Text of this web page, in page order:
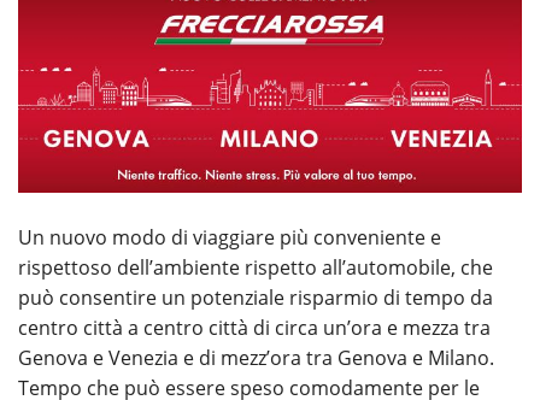
Un nuovo modo di viaggiare più conveniente e
rispettoso dell’ambiente rispetto all’automobile, che
può consentire un potenziale risparmio di tempo da
centro città a centro città di circa un’ora e mezza tra
Genova e Venezia e di mezz’ora tra Genova e Milano.
Tempo che può essere speso comodamente per le